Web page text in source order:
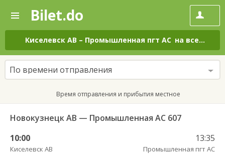
—
Поиск
и
покупка
билетов
на
автобус
онлайн
Bilet.do
Киселевск АВ – Промышленная пгт АС на все дни
По времени отправления
Время отправления и прибытия местное
Новокузнецк АВ — Промышленная АС 607
10:00
Киселевск АВ
13:35
Промышленная пгт АС